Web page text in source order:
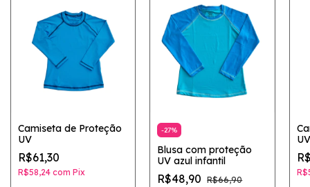
Camiseta de Proteção
UV
R$61,30
R$58,24 com Pix
-27%
Blusa com proteção
UV azul infantil
R$48,90
R$66,90
UV